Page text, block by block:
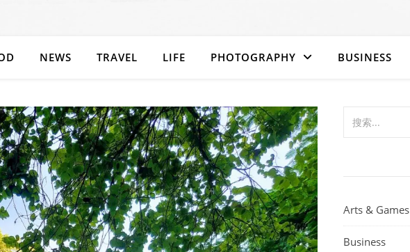
NEWS TRAVEL LIFE PHOTOGRAPHY BUSINESS
Arts & Games
Business